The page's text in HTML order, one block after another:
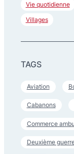
Vie quotidienne
Villages
TAGS
Aviation
Cabanons
Commerce
Deuxième